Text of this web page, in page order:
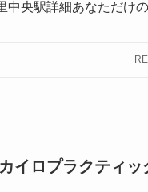
中央駅詳細あなただけ
イロプラクティッ